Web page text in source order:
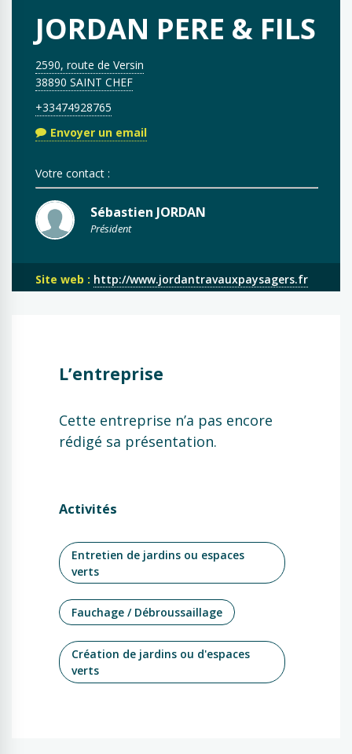
JORDAN PERE & FILS
2590, route de Versin
38890 SAINT CHEF
+33474928765
Envoyer un email
Votre contact :
Sébastien JORDAN
Président
Site web : http://www.jordantravauxpaysagers.fr
L’entreprise
Cette entreprise n’a pas encore
rédigé sa présentation.
Activités
Entretien de jardins ou espaces
verts
Fauchage / Débroussaillage
Création de jardins ou d'espaces
verts